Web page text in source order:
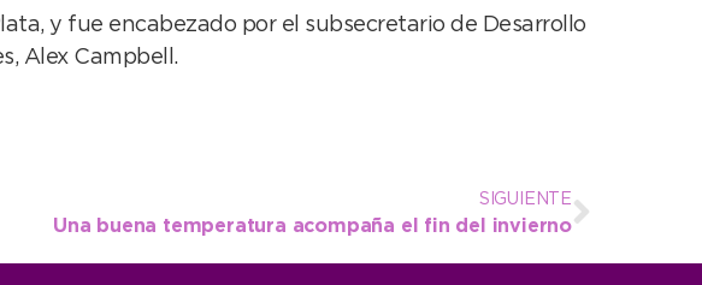
y fue encabezado por el subsecretario de Desarrollo
Alex Campbell.
SIGUIENTE
Una buena temperatura acompaña el fin del invierno